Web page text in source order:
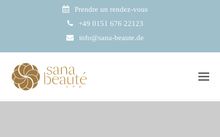
Prendre un rendez-vous
+49 0151 676 22123
info@sana-beaute.de